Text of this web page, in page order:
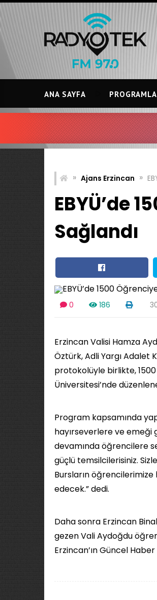
Skip
to
content
ANA SAYFA
» Ajans Erzincan »
EBYÜ’de
Sağlandı
0 186
Erzincan Valisi Hamza
Öztürk, Adli Yargı Adalet
protokolüyle birlikte, 1500
Üniversitesi’nde
Program kapsamında
hayırseverlere ve emeği
devamında öğrencilere
güçlü temsilcilerisiniz.
Bursların
edecek.” dedi.
Daha sonra Erzincan
gezen Vali Aydoğdu
Erzincan’ın Güncel